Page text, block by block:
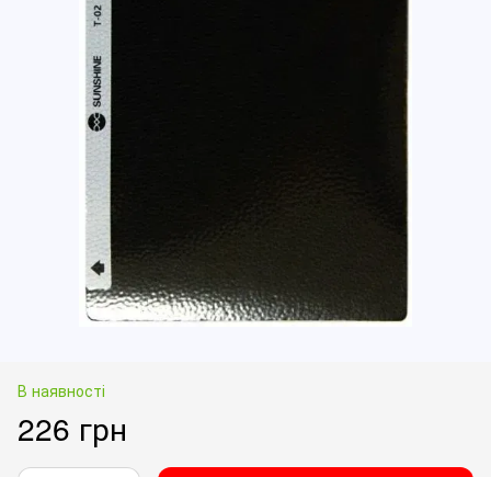
В наявності
226 грн